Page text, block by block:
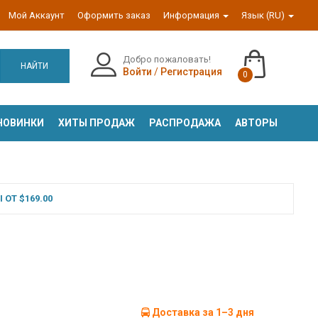
Мой Аккаунт Оформить заказ Информация Язык (RU)
НАЙТИ
Добро пожаловать!
Войти / Регистрация 0
ХИТЫ ПРОДАЖ РАСПРОДАЖА АВТОРЫ
$169.00
Доставка за 1–3 дня